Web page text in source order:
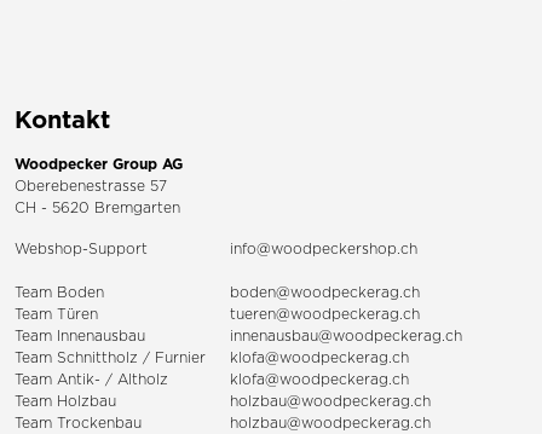
Kontakt
Woodpecker Group AG
Oberebenestrasse 57
CH - 5620 Bremgarten
Webshop-Support info@woodpeckershop.ch
Team Boden
boden@woodpeckerag.ch
Team Türen
tueren@woodpeckerag.ch
Team Innenausbau
innenausbau@woodpeckerag.ch
Team Schnittholz / Furnier
klofa@woodpeckerag.ch
Team Antik- / Altholz
klofa@woodpeckerag.ch
Team Holzbau
holzbau@woodpeckerag.ch
Team Trockenbau
holzbau@woodpeckerag.ch